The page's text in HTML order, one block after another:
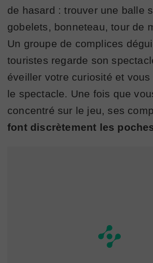
de hasard : trouver une balle
gobelets, bonneteau, tour de
Un groupe de complices
touristes regarde son
éveiller votre curiosité et
le spectacle. Une fois que
concentré sur le jeu, ses
font discrètement les